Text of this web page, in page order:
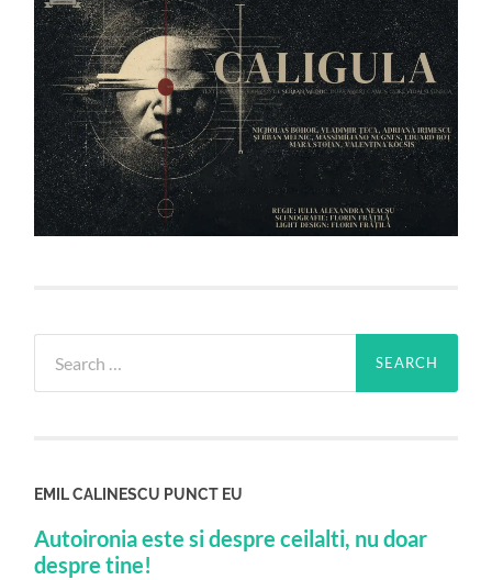
for:
EMIL CALINESCU PUNCT EU
Autoironia este si despre ceilalti, nu doar
despre tine!